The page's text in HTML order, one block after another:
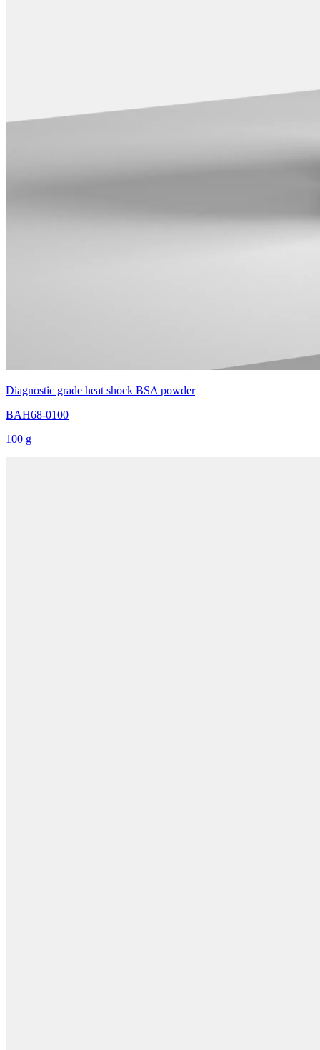
Diagnostic grade heat shock BSA powder
BAH68-0100
100 g